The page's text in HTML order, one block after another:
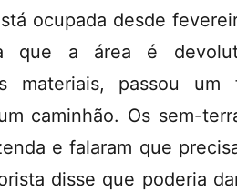
ocupada desde
que a área é
materiais, passou um
caminhão. Os sem-
e falaram que
disse que poderia